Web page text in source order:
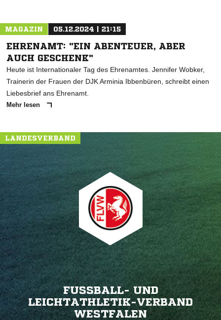
MAGAZIN 05.12.2024 | 21:15
EHRENAMT: "EIN ABENTEUER, ABER
AUCH GESCHENK"
Heute ist Internationaler Tag des Ehrenamtes. Jennifer Wobker,
Trainerin der Frauen der DJK Arminia Ibbenbüren, schreibt einen
Liebesbrief ans Ehrenamt.
Mehr lesen
LANDESVERBAND
FUSSBALL- UND L
EICHTATHLETIK-VERBAND W
ESTFALEN